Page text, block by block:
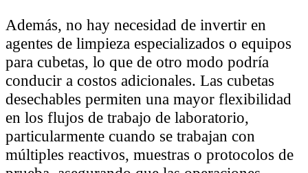
Además, no hay necesidad de invertir en
agentes de limpieza especializados o equipos
para cubetas, lo que de otro modo podría
conducir a costos adicionales. Las cubetas
desechables permiten una mayor flexibilidad
en los flujos de trabajo de laboratorio,
particularmente cuando se trabajan con
múltiples reactivos, muestras o protocolos de